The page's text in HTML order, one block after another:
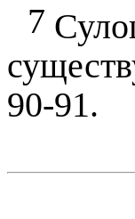
7
90-91.